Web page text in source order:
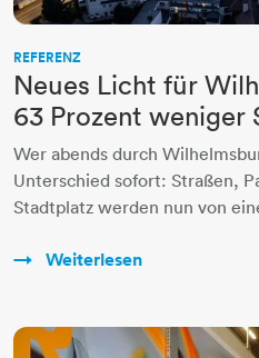
REFERENZ
Neues Licht für
63 Prozent weniger
Wer abends durch
Unterschied sofort: Straßen,
Stadtplatz werden nun von
Weiterlesen